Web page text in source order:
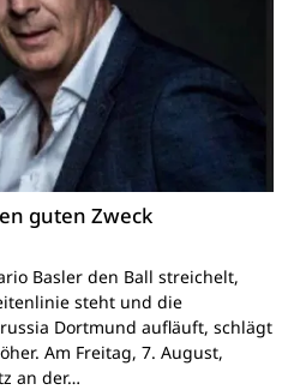
guten Zweck
Basler den Ball streichelt,
steht und die
Dortmund aufläuft, schlägt
Am Freitag, 7. August,
an der…